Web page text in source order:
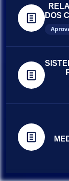
DOS